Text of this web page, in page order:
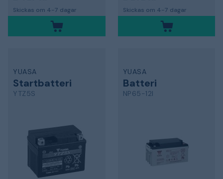
Skickas om 4-7 dagar Skickas om 4-7 dagar
YUASA
Startbatteri
YTZ5S
YUASA
Batteri
NP65-12I